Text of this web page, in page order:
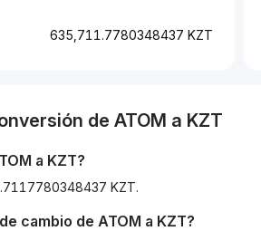
635,711.7780348437 KZT
de ATOM a KZT
a KZT?
KZT.
cambio de ATOM a KZT?